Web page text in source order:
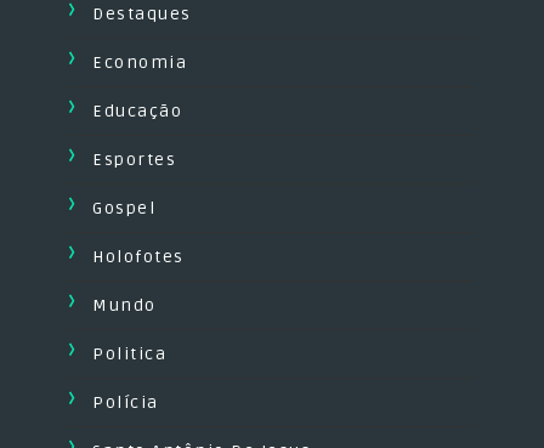
Destaques
Economia
Educação
Esportes
Gospel
Holofotes
Mundo
Politica
Polícia